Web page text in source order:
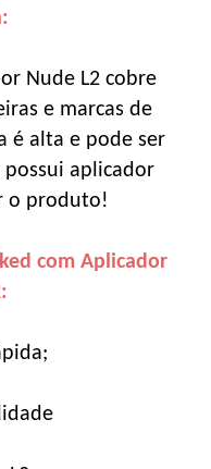
Nude L2 cobre
e marcas de
é alta e pode ser
possui aplicador
o produto!
com Aplicador